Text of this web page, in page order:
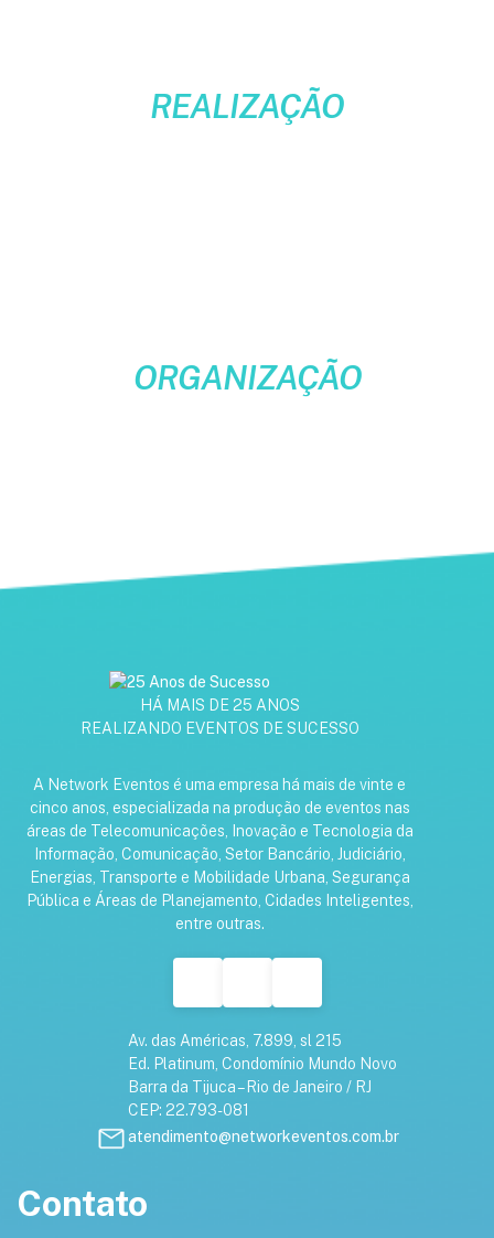
REALIZAÇÃO
ORGANIZAÇÃO
HÁ MAIS DE 25 ANOS
REALIZANDO EVENTOS DE SUCESSO
A Network Eventos é uma empresa há mais de vinte e
cinco anos, especializada na produção de eventos nas
áreas de Telecomunicações, Inovação e Tecnologia da
Informação, Comunicação, Setor Bancário, Judiciário,
Energias, Transporte e Mobilidade Urbana, Segurança
Pública e Áreas de Planejamento, Cidades Inteligentes,
entre outras.
Av. das Américas, 7.899, sl 215
Ed. Platinum, Condomínio Mundo Novo
Barra da Tijuca – Rio de Janeiro / RJ
CEP: 22.793-081
atendimento@networkeventos.com.br
Contato